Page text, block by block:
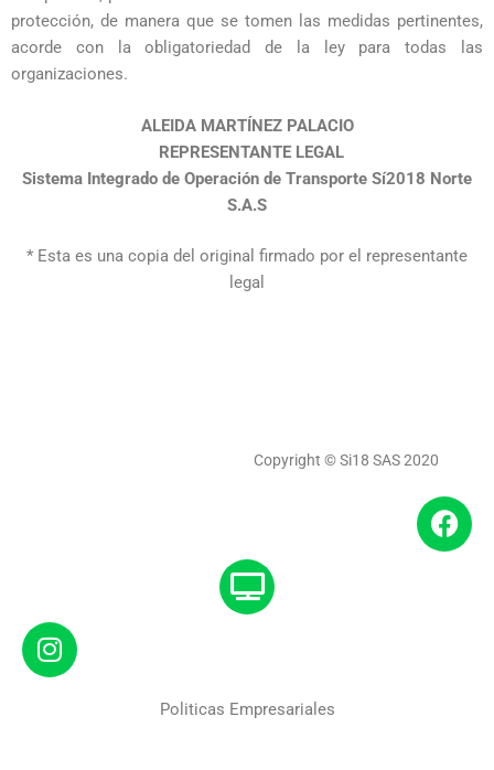
protección, de manera que se tomen las medidas pertinentes,
acorde con la obligatoriedad de la ley para todas las
organizaciones.
ALEIDA MARTÍNEZ PALACIO
REPRESENTANTE LEGAL
Sistema Integrado de Operación de Transporte Sí2018 Norte
S.A.S
* Esta es una copia del original firmado por el representante
legal
Copyright © Si18 SAS 2020
Politicas Empresariales